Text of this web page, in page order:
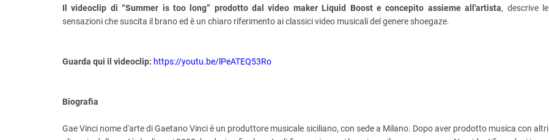
Il videoclip di “Summer is too long” prodotto dal video maker Liquid Boost e concepito assieme all'artista, descrive le
sensazioni che suscita il brano ed è un chiaro riferimento ai classici video musicali del genere shoegaze.
Guarda qui il videoclip: https://youtu.be/lPeATEQ53Ro
Biografia
Gae Vinci nome d'arte di Gaetano Vinci è un produttore musicale siciliano, con sede a Milano. Dopo aver prodotto musica con altri